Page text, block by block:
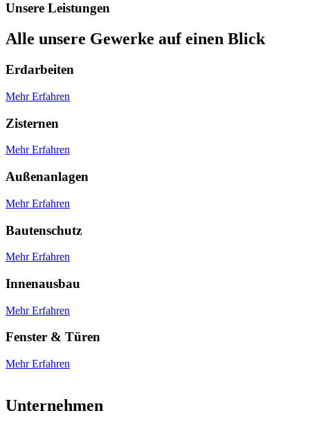
Unsere Leistungen
Alle unsere Gewerke auf einen Blick
Erdarbeiten
Mehr Erfahren
Zisternen
Mehr Erfahren
Außenanlagen
Mehr Erfahren
Bautenschutz
Mehr Erfahren
Innenausbau
Mehr Erfahren
Fenster & Türen
Mehr Erfahren
Unternehmen